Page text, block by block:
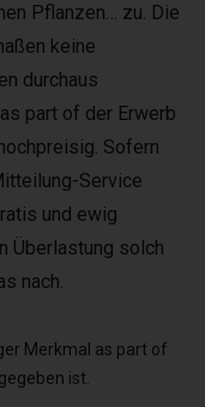
Pflanzen… zu. Die
keine
durchaus
part of der Erwerb
Sofern
Service
und ewig
Überlastung solch
nach.
Merkmal as part of
ist.